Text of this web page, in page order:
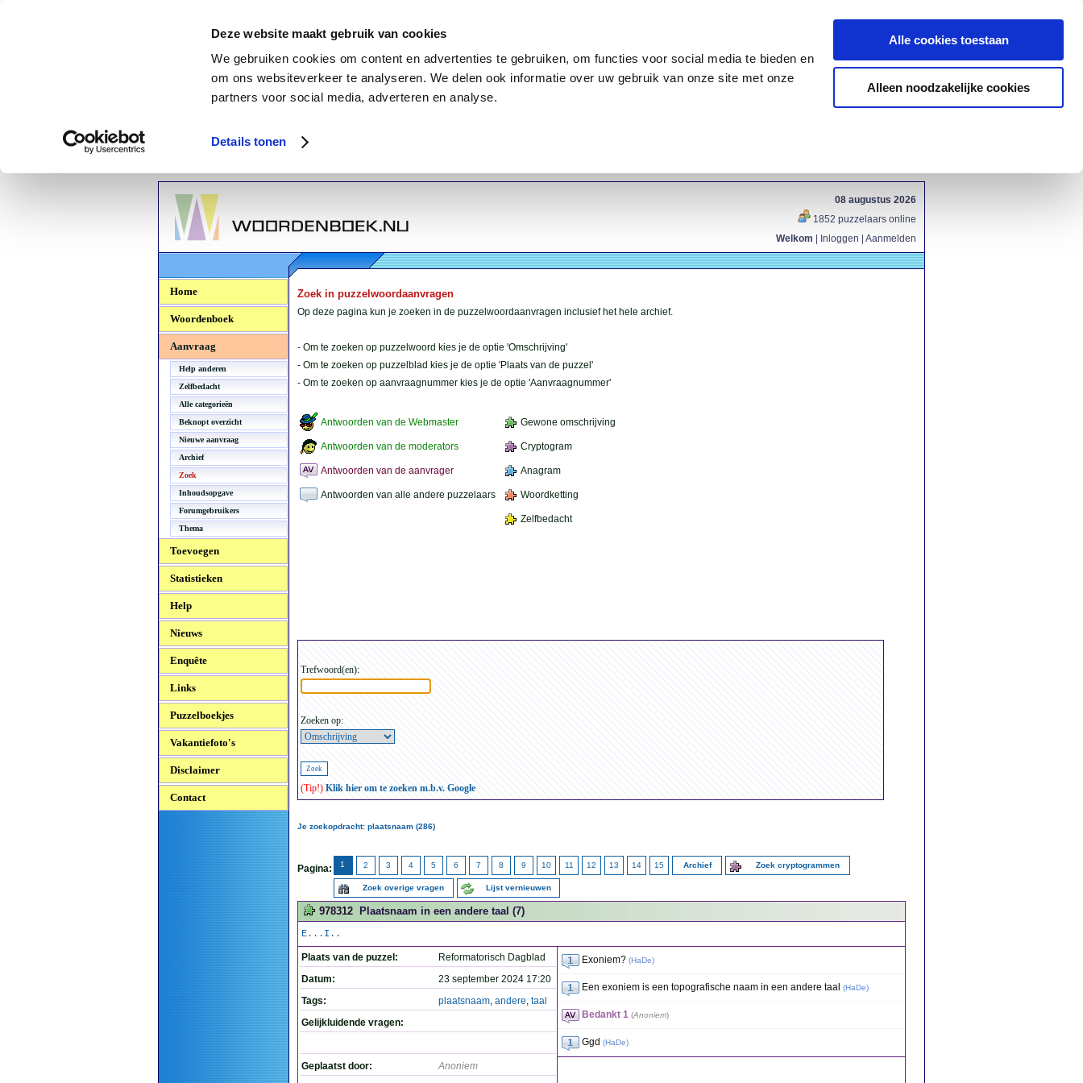
Deze website maakt gebruik van cookies
We gebruiken cookies om content en advertenties te gebruiken, om functies voor social media te bieden en
om ons websiteverkeer te analyseren. We delen ook informatie over uw gebruik van onze site met onze
partners voor social media, adverteren en analyse.
Details tonen
Alle cookies toestaan
Alleen noodzakelijke cookies
Woordenboek.NU
08 augustus 2026
1852 puzzelaars online
Welkom
Inloggen Aanmelden
Home
Woordenboek
Aanvraag
Help anderen
Zelfbedacht
Alle categorieën
Beknopt overzicht
Nieuwe aanvraag
Archief
Zoek
Inhoudsopgave
Forumgebruikers
Thema
Toevoegen
Statistieken
Help
Nieuws
Enquête
Links
Puzzelboekjes
Vakantiefoto's
Disclaimer
Contact
Zoek in puzzelwoordaanvragen
Op deze pagina kun je zoeken in de puzzelwoordaanvragen inclusief het hele archief.
- Om te zoeken op puzzelwoord kies je de optie 'Omschrijving'
- Om te zoeken op puzzelblad kies je de optie 'Plaats van de puzzel'
- Om te zoeken op aanvraagnummer kies je de optie 'Aanvraagnummer'
Antwoorden van de Webmaster Gewone omschrijving
Antwoorden van de moderators Cryptogram
Antwoorden van de aanvrager Anagram
Antwoorden van alle andere puzzelaars Woordketting
Zelfbedacht
Trefwoord(en):
Zoeken op:
(Tip!) Klik hier om te zoeken m.b.v. Google
Je zoekopdracht: plaatsnaam (286)
Pagina: 1 2 3 4 5 6 7 8 9 10 11 12 13 14 15 Archief Zoek cryptogrammen
Zoek overige vragen Lijst vernieuwen
978312 Plaatsnaam in een andere taal (7)
E...I..
Plaats van de puzzel:
Reformatorisch Dagblad
Datum:
23 september 2024 17:20
Tags:
plaatsnaam, andere, taal
Gelijkluidende vragen:
Geplaatst door: Anoniem
Exoniem? (HaDe)
Een exoniem is een topografische naam in een andere taal (HaDe)
Bedankt 1 (Anoniem)
Ggd (HaDe)